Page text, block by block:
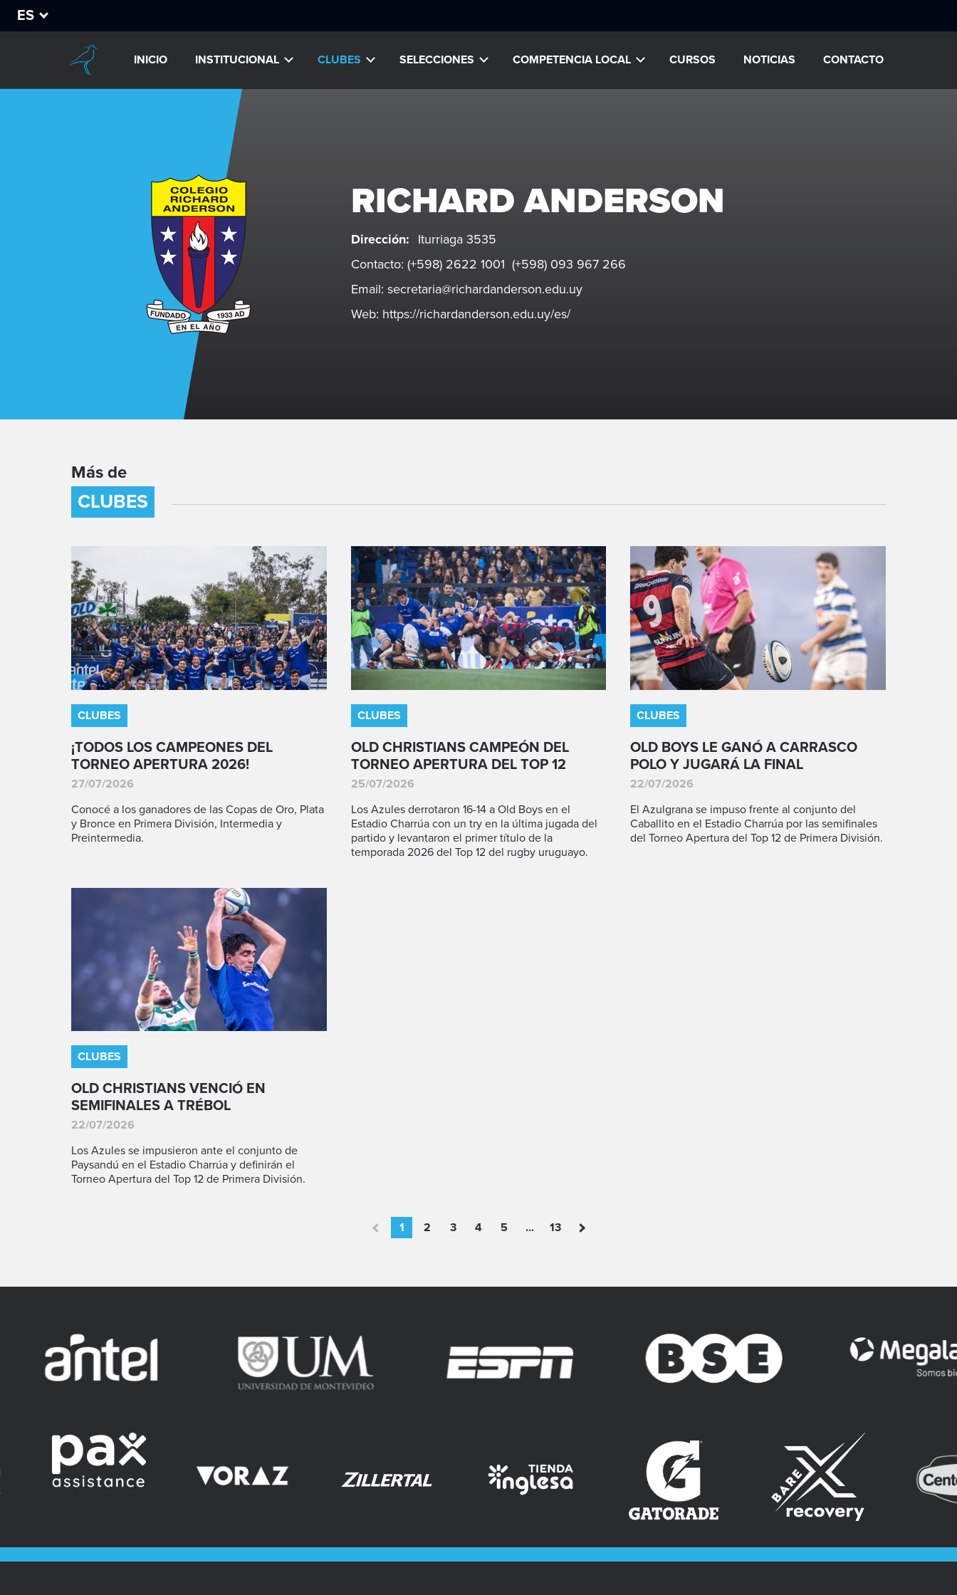
ES
INICIO INSTITUCIONAL CLUBES SELECCIONES COMPETENCIA LOCAL CURSOS NOTICIAS CONTACTO
RICHARD ANDERSON
Dirección:
Iturriaga 3535
Contacto: (+598) 2622 1001 (+598) 093 967 266
Email: secretaria@richardanderson.edu.uy
Web: https://richardanderson.edu.uy/es/
Más de
CLUBES
CLUBES
¡TODOS LOS CAMPEONES DEL
TORNEO APERTURA 2026!
27/07/2026
Conocé a los ganadores de las Copas de Oro, Plata
y Bronce en Primera División, Intermedia y
Preintermedia.
CLUBES
OLD CHRISTIANS CAMPEÓN DEL
TORNEO APERTURA DEL TOP 12
25/07/2026
Los Azules derrotaron 16-14 a Old Boys en el
Estadio Charrúa con un try en la última jugada del
partido y levantaron el primer título de la
temporada 2026 del Top 12 del rugby uruguayo.
CLUBES
OLD BOYS LE GANÓ A CARRASCO
POLO Y JUGARÁ LA FINAL
22/07/2026
El Azulgrana se impuso frente al conjunto del
Caballito en el Estadio Charrúa por las semifinales
del Torneo Apertura del Top 12 de Primera División.
CLUBES
OLD CHRISTIANS VENCIÓ EN
SEMIFINALES A TRÉBOL
22/07/2026
Los Azules se impusieron ante el conjunto de
Paysandú en el Estadio Charrúa y definirán el
Torneo Apertura del Top 12 de Primera División.
1 2 3 4 5 ... 13